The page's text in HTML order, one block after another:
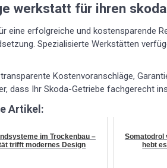
werkstatt für ihren
eine erfolgreiche und kostensparende
Spezialisierte Werkstätten
Kostenvoranschläge,
dass Ihr Skoda-Getriebe fachgerecht
Artikel:
im Trockenbau –
trifft modernes Design
Somatodrol
hebt